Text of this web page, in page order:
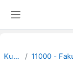
Kurzy